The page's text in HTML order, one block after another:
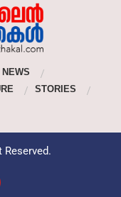
STORIES
Reserved.